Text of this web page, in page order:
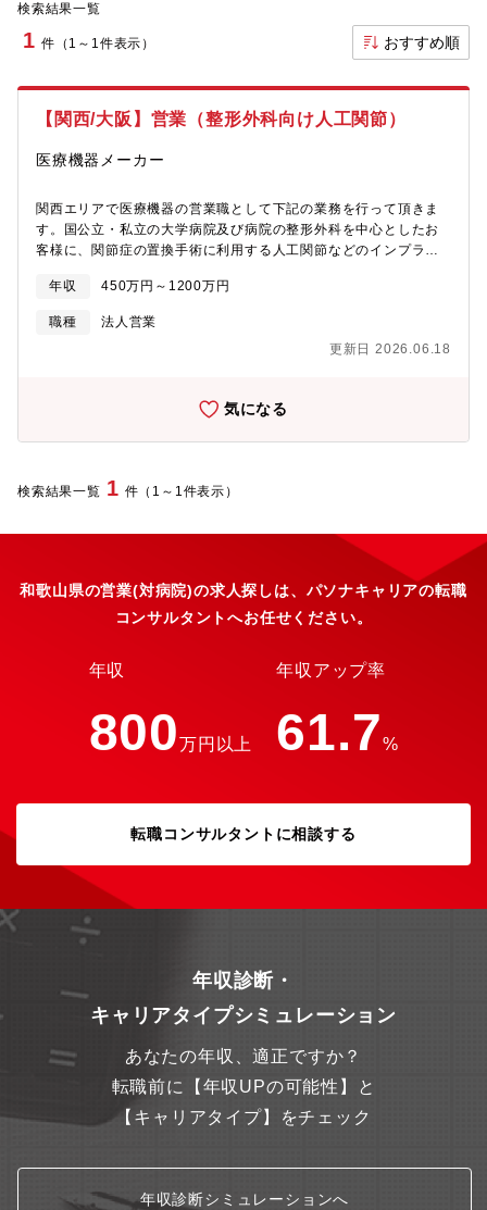
検索結果一覧
1 件（1～1件表示） おすすめ順
【関西/大阪】営業（整形外科向け人工関節）
医療機器メーカー
関西エリアで医療機器の営業職として下記の業務を行って頂きま
す。国公立・私立の大学病院及び病院の整形外科を中心としたお
客様に、関節症の置換手術に利用する人工関節などのインプラン
競合と比較しても非常に特徴的な製品を持っており、ドクターに
は引き合いが強い製品です。■商品カタログやデモ製品を持参し、
ドクターに対するPRや医局説明会■学会参加やエデュケーション
プログラムの参加■手術がある際のオペの立ち合い活動【主な製
Pivot Knee」の臨床成績を基にデザインされた「EVOLUTION」
（FIXタイプ）だけでなく、患者の骨格に合わせてパーツを選択で
きる「チェンジャブルタイプ」も扱っており、現場のニーズに合
での営業活動となります。また随時WEB、電話での社内のコミュ
ニケーションに加え、最低月1回は営業所ごとの会議を行っており
ます。【ご入社後の流れ】ご入社後3週間ほどは座学トレーニン
グ、その後1か月OJTとして先輩に同行し、再度3週間ほどの座学
トレーニングを行っております。その後も適宜知識のインプット
こそ、風通しがよく、キャリアパスも広がっております。■インセ
年収 450万円～1200万円
職種
法人営業
更新日 2026.06.18
気になる
検索結果一覧 1 件（1～1件表示）
和歌山県の営業(対病院)の求人探しは、パソナキャリアの転職
コンサルタントへお任せください。
年収
800万円以上
年収アップ率
61.7%
転職コンサルタントに相談する
年収診断・
キャリアタイプシミュレーション
あなたの年収、適正ですか？
転職前に【年収UPの可能性】と
【キャリアタイプ】をチェック
年収診断シミュレーションへ